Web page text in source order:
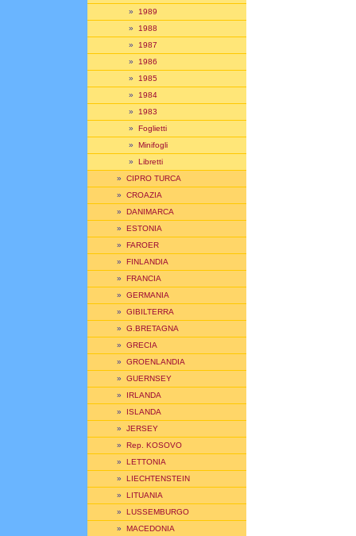
» 1989
» 1988
» 1987
» 1986
» 1985
» 1984
» 1983
» Foglietti
» Minifogli
» Libretti
» CIPRO TURCA
» CROAZIA
» DANIMARCA
» ESTONIA
» FAROER
» FINLANDIA
» FRANCIA
» GERMANIA
» GIBILTERRA
» G.BRETAGNA
» GRECIA
» GROENLANDIA
» GUERNSEY
» IRLANDA
» ISLANDA
» JERSEY
» Rep. KOSOVO
» LETTONIA
» LIECHTENSTEIN
» LITUANIA
» LUSSEMBURGO
» MACEDONIA